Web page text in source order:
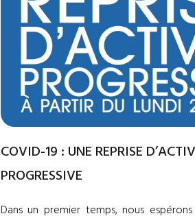
COVID-19 : UNE REPRISE
PROGRESSIVE
Dans un premier temps, nous